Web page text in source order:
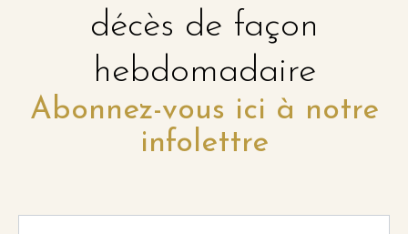
décès de façon
hebdomadaire
Abonnez-vous ici à notre
infolettre